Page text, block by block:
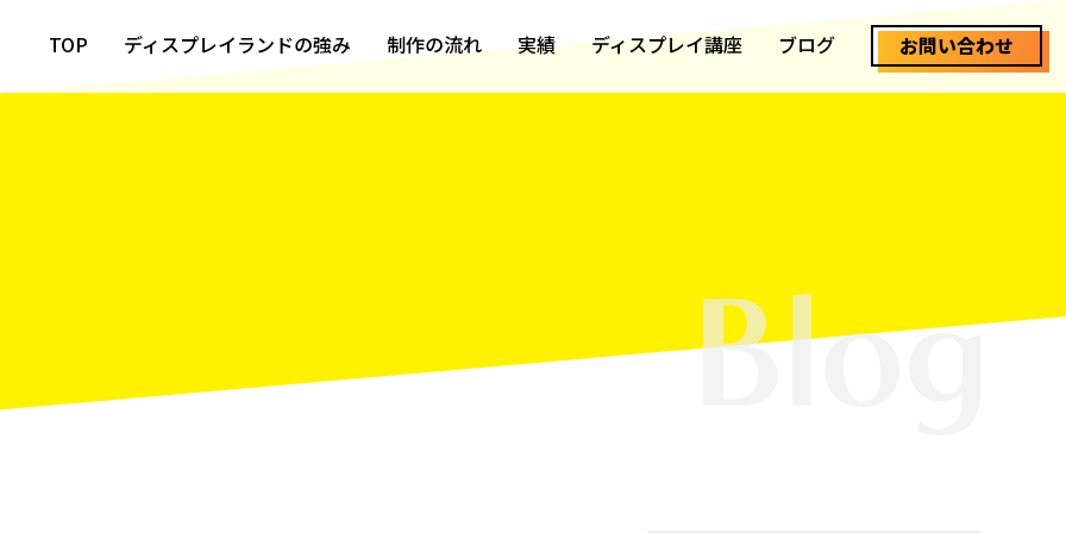
TOP ディスプレイランドの強み 制作の流れ 実績 ディスプレイ講座 ブログ お問い合わせ